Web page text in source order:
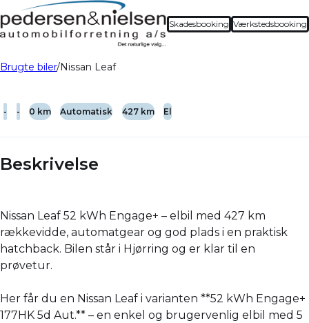
Skadesbooking Værkstedsbooking
Brugte biler Nissan Leaf
- - 0 km Automatisk 427 km El
Beskrivelse
Nissan Leaf 52 kWh Engage+ – elbil med 427 km
rækkevidde, automatgear og god plads i en praktisk
hatchback. Bilen står i Hjørring og er klar til en
prøvetur.
Her får du en Nissan Leaf i varianten **52 kWh Engage+
177HK 5d Aut.** – en enkel og brugervenlig elbil med 5